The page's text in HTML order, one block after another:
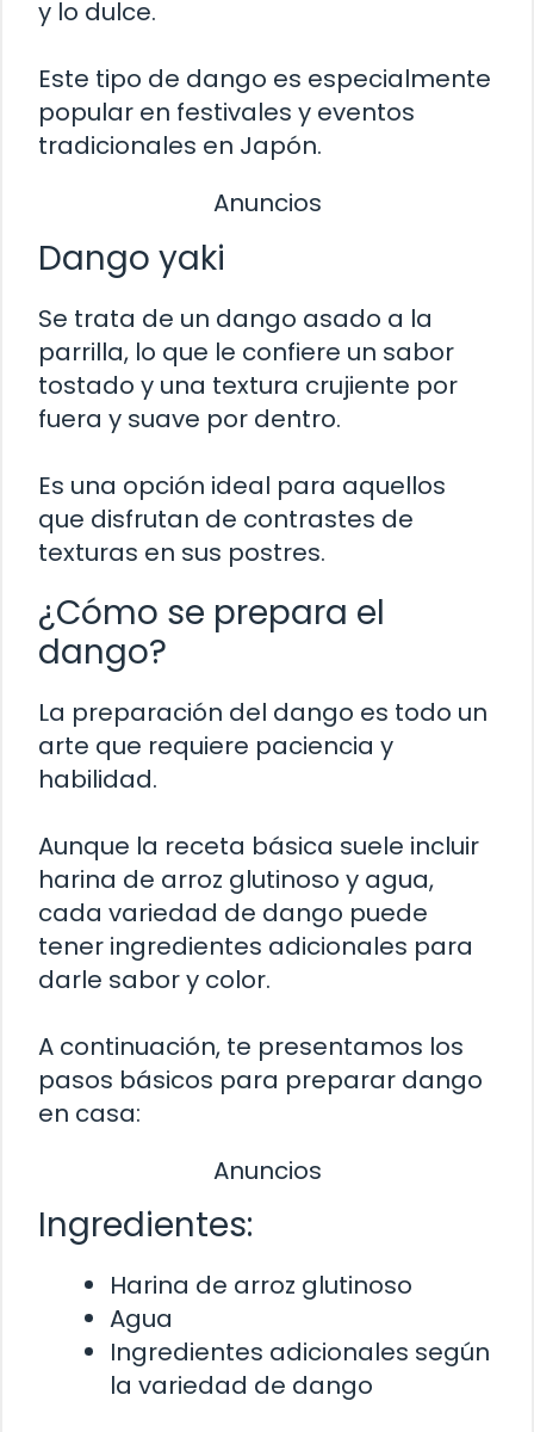
y lo dulce.
Este tipo de dango es especialmente
popular en festivales y eventos
tradicionales en Japón.
Anuncios
Dango yaki
Se trata de un dango asado a la
parrilla, lo que le confiere un sabor
tostado y una textura crujiente por
fuera y suave por dentro.
Es una opción ideal para aquellos
que disfrutan de contrastes de
texturas en sus postres.
¿Cómo se prepara el
dango?
La preparación del dango es todo un
arte que requiere paciencia y
habilidad.
Aunque la receta básica suele incluir
harina de arroz glutinoso y agua,
cada variedad de dango puede
tener ingredientes adicionales para
darle sabor y color.
A continuación, te presentamos los
pasos básicos para preparar dango
en casa:
Anuncios
Ingredientes:
Harina de arroz glutinoso
Agua
Ingredientes adicionales según
la variedad de dango